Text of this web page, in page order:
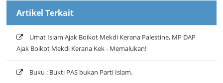
Artikel Terkait
Umat Islam Ajak Boikot Mekdi Kerana Palestine, MP DAP
Ajak Boikot Mekdi Kerana Kek - Memalukan!
Buku : Bukti PAS bukan Parti Islam.